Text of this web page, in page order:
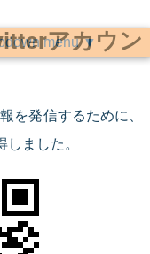
アカウン
を発信するために、
ました。
menu ▼